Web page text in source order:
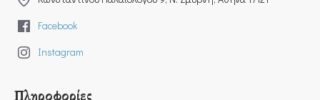
Facebook
Instagram
Πληροφορίες